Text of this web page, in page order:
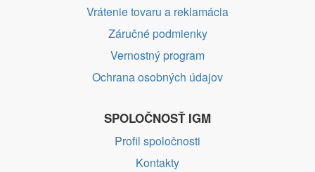
Vrátenie tovaru a reklamácia
Záručné podmienky
Vernostný program
Ochrana osobných údajov
SPOLOČNOSŤ IGM
Profil spoločnosti
Kontakty